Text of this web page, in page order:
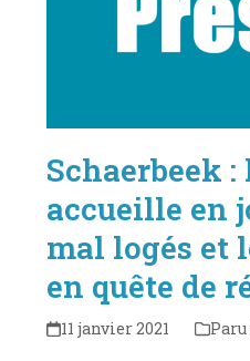
Schaerbeek
accueille en
mal logés et
en quête de
11 janvier 2021 Paru